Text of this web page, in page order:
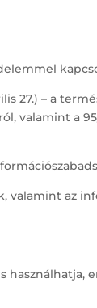
27.) – a
valamint a
valamint az
használhatja,